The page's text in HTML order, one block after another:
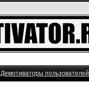
Демотиваторы